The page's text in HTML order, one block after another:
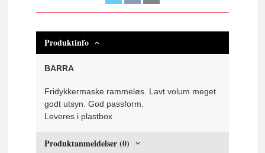
Produktinfo
BARRA
Fridykkermaske rammeløs. Lavt volum meget
godt utsyn. God passform.
Leveres i plastbox
Produktanmeldelser (0)